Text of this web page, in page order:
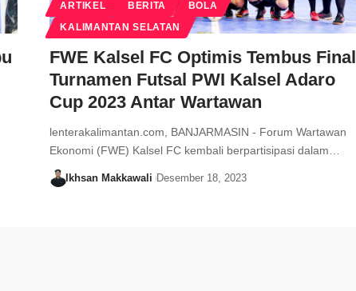
ARTIKEL BERITA BOLA
KALIMANTAN SELATAN
FWE Kalsel FC Optimis Tembus Final
Turnamen Futsal PWI Kalsel Adaro
Cup 2023 Antar Wartawan
lenterakalimantan.com, BANJARMASIN - Forum Wartawan
Ekonomi (FWE) Kalsel FC kembali berpartisipasi dalam…
Ikhsan Makkawali Desember 18, 2023